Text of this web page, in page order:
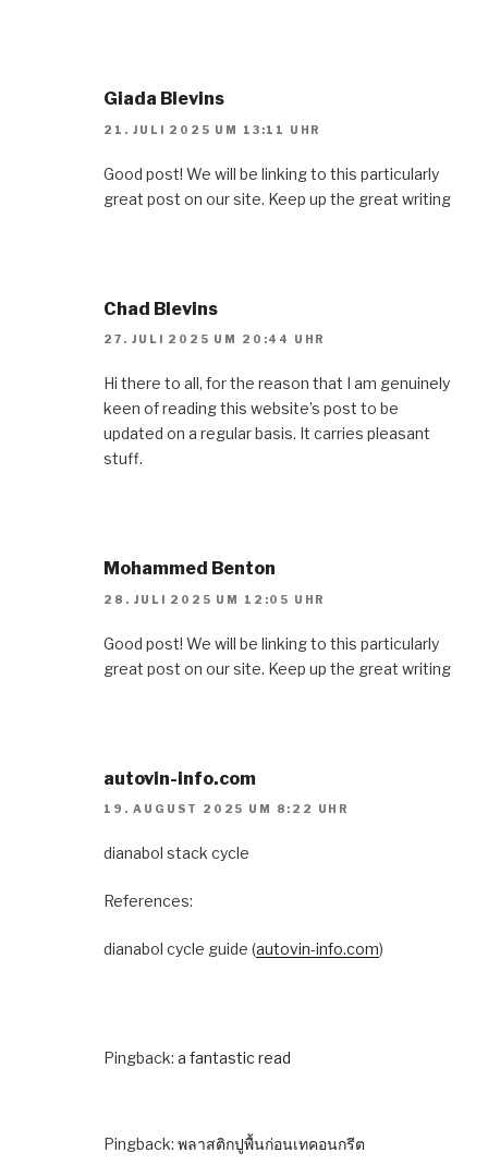
Giada Blevins
21. JULI 2025 UM 13:11 UHR
Good post! We will be linking to this particularly
great post on our site. Keep up the great writing
Chad Blevins
27. JULI 2025 UM 20:44 UHR
Hi there to all, for the reason that I am genuinely
keen of reading this website’s post to be
updated on a regular basis. It carries pleasant
stuff.
Mohammed Benton
28. JULI 2025 UM 12:05 UHR
Good post! We will be linking to this particularly
great post on our site. Keep up the great writing
autovin-info.com
19. AUGUST 2025 UM 8:22 UHR
dianabol stack cycle
References:
dianabol cycle guide (autovin-info.com)
Pingback: a fantastic read
Pingback: พลาสติกปูพื้นก่อนเทคอนกรีต